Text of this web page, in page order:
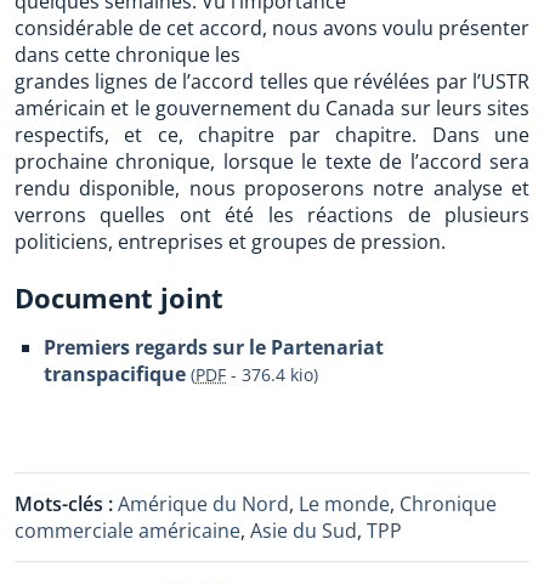
considérable de cet accord, nous avons voulu présenter
dans cette chronique les
grandes lignes de l’accord telles que révélées par l’USTR
américain et le gouvernement du Canada sur leurs sites
respectifs, et ce, chapitre par chapitre. Dans une
prochaine chronique, lorsque le texte de l’accord sera
rendu disponible, nous proposerons notre analyse et
verrons quelles ont été les réactions de plusieurs
politiciens, entreprises et groupes de pression.
Document joint
Premiers regards sur le Partenariat
transpacifique (PDF - 376.4 kio)
Mots-clés :Amérique du Nord, Le monde, Chronique
commerciale américaine, Asie du Sud, TPP